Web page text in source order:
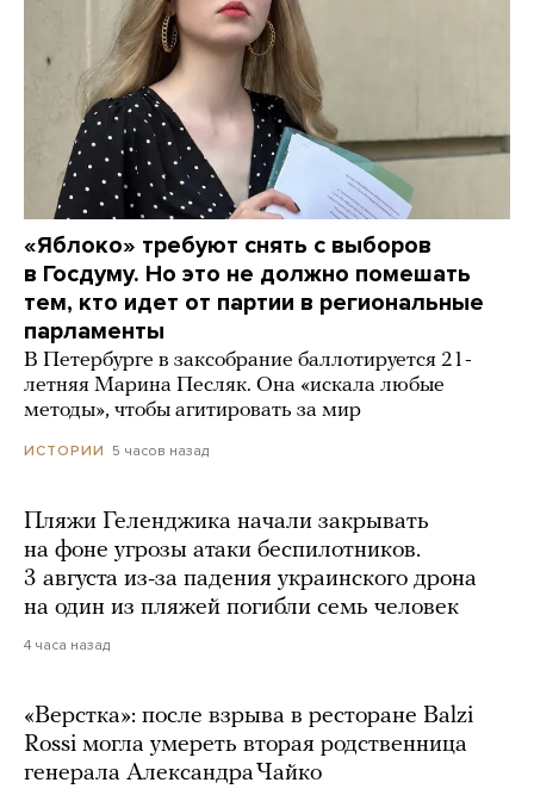
«Яблоко» требуют снять с выборов
в Госдуму. Но это не должно помешать
тем, кто идет от партии в региональные
парламенты
В Петербурге в заксобрание баллотируется 21-
летняя Марина Песляк. Она «искала любые
методы», чтобы агитировать за мир
ИСТОРИИ 5 часов назад
Пляжи Геленджика начали закрывать
на фоне угрозы атаки беспилотников.
3 августа из-за падения украинского дрона
на один из пляжей погибли семь человек
4 часа назад
«Верстка»: после взрыва в ресторане Balzi
Rossi могла умереть вторая родственница
генерала Александра Чайко